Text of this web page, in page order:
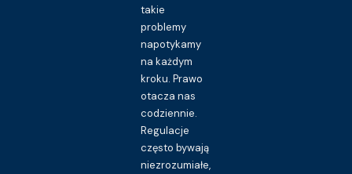
takie
problemy
napotykamy
na każdym
kroku. Prawo
otacza nas
codziennie.
Regulacje
często bywają
niezrozumiałe,